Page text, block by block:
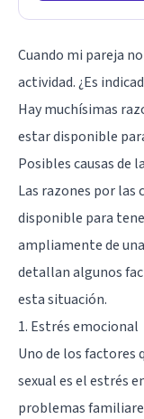
Cuando mi pareja
actividad. ¿Es
Hay muchísimas
estar disponible
Posibles causas de
Las razones por las
disponible para
ampliamente de
detallan algunos
esta situación.
1. Estrés emocional
Uno de los factores
sexual es el estrés
problemas